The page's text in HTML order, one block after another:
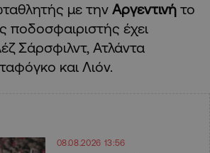
με την Αργεντινή το
ποδοσφαιριστής έχει
Σάρσφιλντ, Ατλάντα
και Λιόν.
08.08.2026 13:56